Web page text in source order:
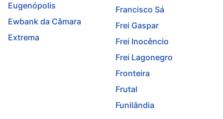
Eugenópolis
Ewbank da Câmara
Extrema
Francisco Sá
Frei Gaspar
Frei Inocêncio
Frei Lagonegro
Fronteira
Frutal
Funilândia